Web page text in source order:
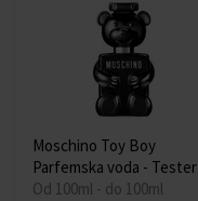
Moschino Toy Boy
Parfemska voda - Tester
Od 100ml - do 100ml